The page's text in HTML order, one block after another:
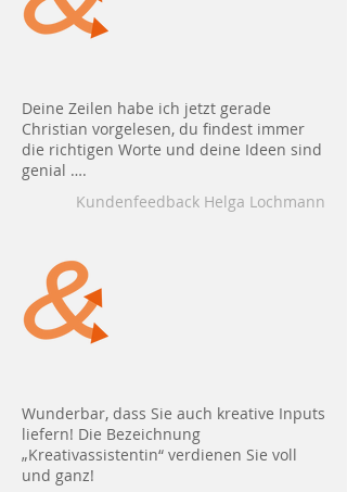
Deine Zeilen habe ich jetzt gerade
Christian vorgelesen, du findest immer
die richtigen Worte und deine Ideen sind
genial ….
Kundenfeedback Helga Lochmann
Wunderbar, dass Sie auch kreative Inputs
liefern! Die Bezeichnung
„Kreativassistentin“ verdienen Sie voll
und ganz!